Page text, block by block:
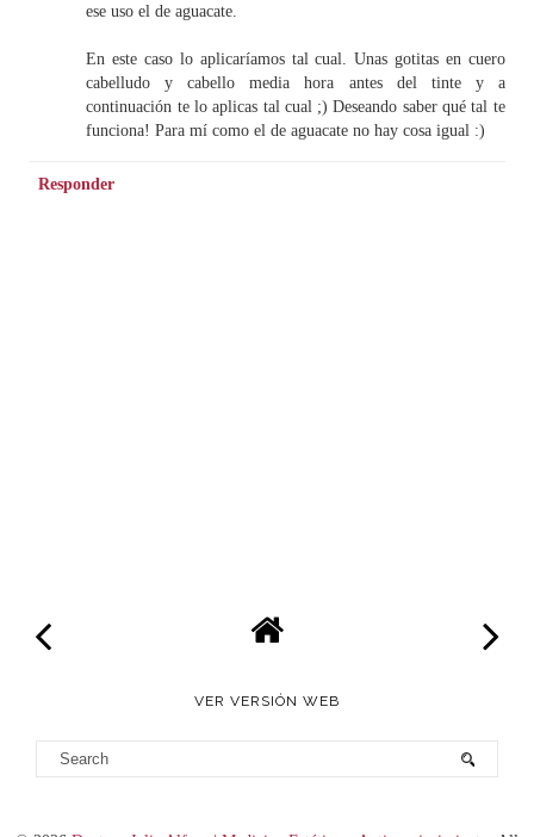
ese uso el de aguacate.
En este caso lo aplicaríamos tal cual. Unas gotitas en cuero
cabelludo y cabello media hora antes del tinte y a
continuación te lo aplicas tal cual ;) Deseando saber qué tal te
funciona! Para mí como el de aguacate no hay cosa igual :)
Responder
VER VERSIÓN WEB